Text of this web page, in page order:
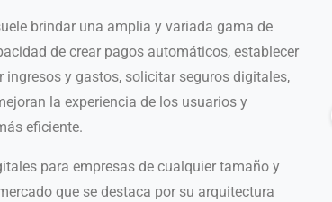
brindar una amplia y variada gama de
de crear pagos automáticos, establecer
ingresos y gastos, solicitar seguros digitales,
la experiencia de los usuarios y
eficiente.
para empresas de cualquier tamaño y
que se destaca por su arquitectura